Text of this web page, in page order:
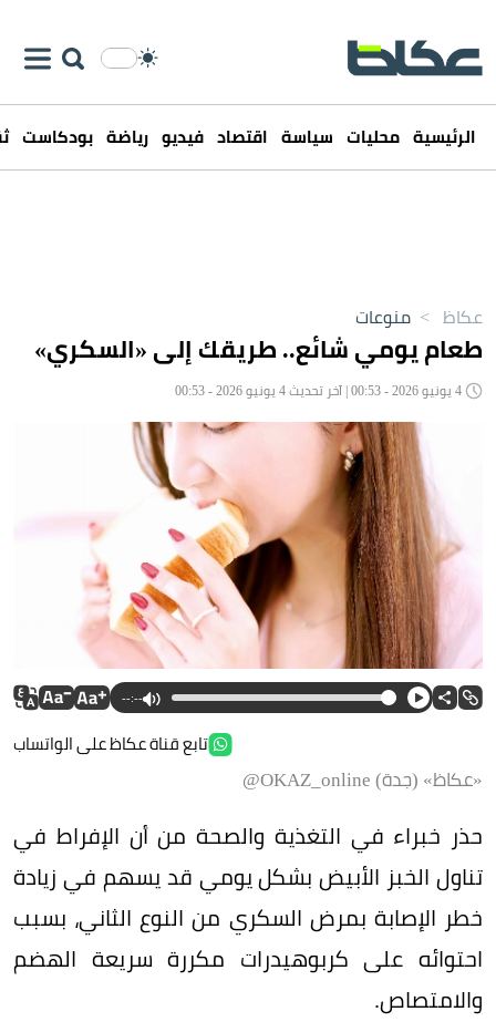
الرئيسية محليات سياسة اقتصاد فيديو رياضة بودكاست
عكاظ > منوعات
طعام يومي شائع.. طريقك إلى «السكري»
--:--
تابع قناة عكاظ على الواتساب
«عكاظ» (جدة) OKAZ_online@
حذر خبراء في التغذية والصحة من أن الإفراط في
تناول الخبز الأبيض بشكل يومي قد يسهم في زيادة
خطر الإصابة بمرض السكري من النوع الثاني، بسبب
احتوائه على كربوهيدرات مكررة سريعة الهضم
والامتصاص.